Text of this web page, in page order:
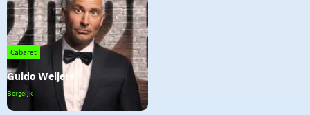
Guido Weijers
Guido
Weijers
Cabaret
Bergeijk